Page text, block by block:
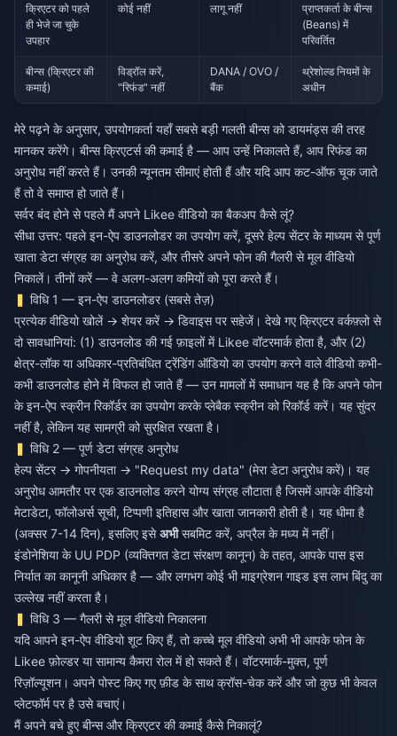
क्रिएटर को पहले
ही भेजे जा चुके
उपहार
कोई नहीं लागू नहीं
प्राप्तकर्ता के बीन्स
(Beans) में
परिवर्तित
बीन्स (क्रिएटर की
कमाई)
विड्रॉल करें,
"रिफंड" नहीं
DANA / OVO /
बैंक
थ्रेशोल्ड नियमों के
अधीन
मेरे पढ़ने के अनुसार, उपयोगकर्ता यहाँ सबसे बड़ी गलती बीन्स को डायमंड्स की तरह
मानकर करेंगे। बीन्स क्रिएटर्स की कमाई है — आप उन्हें निकालते हैं, आप रिफंड का
अनुरोध नहीं करते हैं। उनकी न्यूनतम सीमाएं होती हैं और यदि आप कट-ऑफ चूक जाते
हैं तो वे समाप्त हो जाते हैं।
सर्वर बंद होने से पहले मैं अपने Likee वीडियो का बैकअप कैसे लूं?
सीधा उत्तर: पहले इन-ऐप डाउनलोडर का उपयोग करें, दूसरे हेल्प सेंटर के माध्यम से पूर्ण
खाता डेटा संग्रह का अनुरोध करें, और तीसरे अपने फोन की गैलरी से मूल वीडियो
निकालें। तीनों करें — वे अलग-अलग कमियों को पूरा करते हैं।
विधि 1 — इन-ऐप डाउनलोडर (सबसे तेज़)
प्रत्येक वीडियो खोलें → शेयर करें → डिवाइस पर सहेजें। देखे गए क्रिएटर वर्कफ़्लो से
दो सावधानियां: (1) डाउनलोड की गई फ़ाइलों में Likee वॉटरमार्क होता है, और (2)
क्षेत्र-लॉक या अधिकार-प्रतिबंधित ट्रेंडिंग ऑडियो का उपयोग करने वाले वीडियो कभी-
कभी डाउनलोड होने में विफल हो जाते हैं — उन मामलों में समाधान यह है कि अपने फोन
के इन-ऐप स्क्रीन रिकॉर्डर का उपयोग करके प्लेबैक स्क्रीन को रिकॉर्ड करें। यह सुंदर
नहीं है, लेकिन यह सामग्री को सुरक्षित रखता है।
विधि 2 — पूर्ण डेटा संग्रह अनुरोध
हेल्प सेंटर → गोपनीयता → "Request my data" (मेरा डेटा अनुरोध करें)। यह
अनुरोध आमतौर पर एक डाउनलोड करने योग्य संग्रह लौटाता है जिसमें आपके वीडियो
मेटाडेटा, फॉलोअर्स सूची, टिप्पणी इतिहास और खाता जानकारी होती है। यह धीमा है
(अक्सर 7-14 दिन), इसलिए इसेअभीसबमिट करें, अप्रैल के मध्य में नहीं।
इंडोनेशिया के UU PDP (व्यक्तिगत डेटा संरक्षण कानून) के तहत, आपके पास इस
निर्यात का कानूनी अधिकार है — और लगभग कोई भी माइग्रेशन गाइड इस लाभ बिंदु का
उल्लेख नहीं करता है।
विधि 3 — गैलरी से मूल वीडियो निकालना
यदि आपने इन-ऐप वीडियो शूट किए हैं, तो कच्चे मूल वीडियो अभी भी आपके फोन के
Likee फ़ोल्डर या सामान्य कैमरा रोल में हो सकते हैं। वॉटरमार्क-मुक्त, पूर्ण
रिज़ॉल्यूशन। अपने पोस्ट किए गए फ़ीड के साथ क्रॉस-चेक करें और जो कुछ भी केवल
प्लेटफॉर्म पर है उसे बचाएं।
मैं अपने बचे हुए बीन्स और क्रिएटर की कमाई कैसे निकालूं?